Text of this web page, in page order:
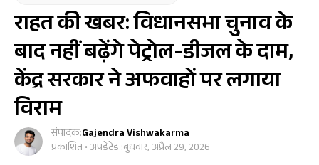
राहत की खबर: विधानसभा चुनाव के
बाद नहीं बढ़ेंगे पेट्रोल-डीजल के दाम,
केंद्र सरकार ने अफवाहों पर लगाया
विराम
संपादक:Gajendra Vishwakarma
प्रकाशित • अपडेटेड :बुधवार, अप्रैल 29, 2026